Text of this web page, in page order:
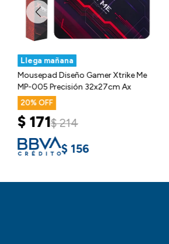
Llega mañana
Mousepad Diseño Gamer Xtrike Me
MP-005 Precisión 32x27cm Ax
20
$ 171$ 214
$ 156